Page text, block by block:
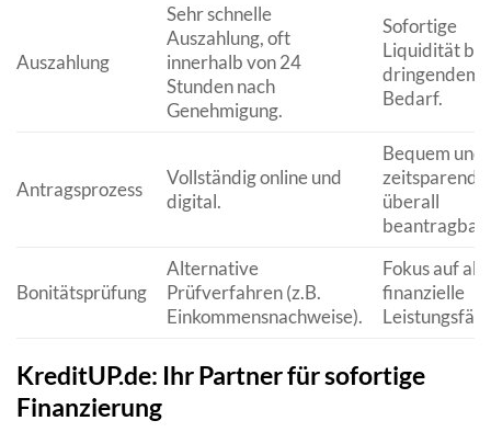
Auszahlung
Sehr schnelle
Auszahlung, oft
innerhalb von 24
Stunden nach
Genehmigung.
Sofortige
Liquidität bei
dringendem
Bedarf.
Antragsprozess
Vollständig online und
digital.
Bequem und
zeitsparend
überall
beantragbar.
Bonitätsprüfung
Alternative
Prüfverfahren (z.B.
Einkommensnachweise).
Fokus auf
finanzielle
KreditUP.de: Ihr Partner für sofortige
Finanzierung